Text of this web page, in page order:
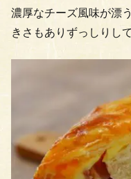
濃厚なチーズ風味が漂
きさもありずっしりし